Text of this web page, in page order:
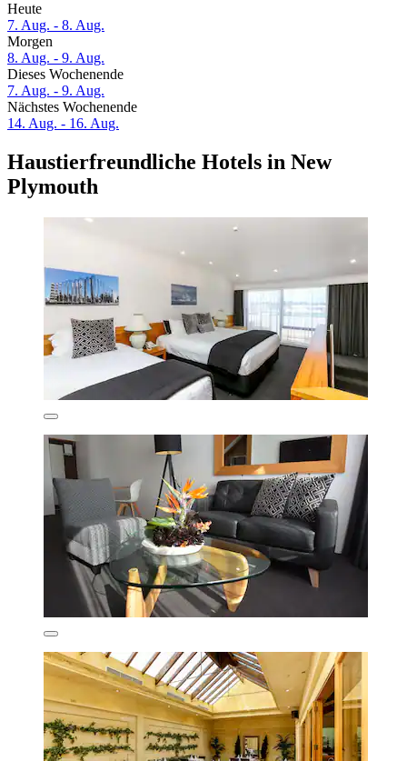
Heute
7. Aug. - 8. Aug.
Morgen
8. Aug. - 9. Aug.
Dieses Wochenende
7. Aug. - 9. Aug.
Nächstes Wochenende
14. Aug. - 16. Aug.
Haustierfreundliche Hotels in New
Plymouth